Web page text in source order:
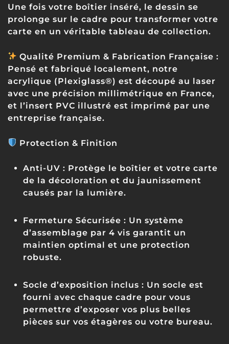
Une fois votre boîtier inséré, le dessin se
prolonge sur le cadre pour transformer votre
carte en un véritable tableau de collection.
Qualité Premium & Fabrication Française :
Pensé et fabriqué localement, notre
acrylique (Plexiglass®) est découpé au laser
avec une précision millimétrique en France,
et l’insert PVC illustré est imprimé par une
entreprise française.
Protection & Finition
Anti-UV : Protège le boîtier et votre carte
de la décoloration et du jaunissement
causés par la lumière.
Fermeture Sécurisée : Un système
d’assemblage par 4 vis garantit un
maintien optimal et une protection
robuste.
Socle d’exposition inclus : Un socle est
fourni avec chaque cadre pour vous
permettre d’exposer vos plus belles
pièces sur vos étagères ou votre bureau.